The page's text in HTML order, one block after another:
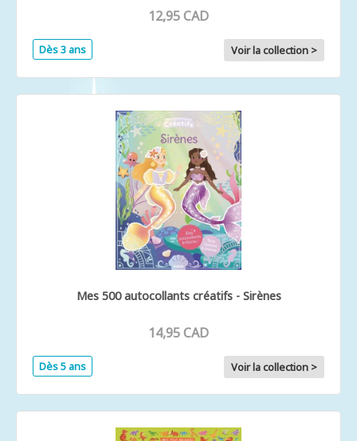
12,95 CAD
Dès 3 ans Voir la collection >
Mes 500 autocollants créatifs - Sirènes
14,95 CAD
Dès 5 ans Voir la collection >